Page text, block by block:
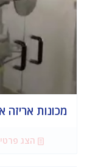
מכונות
הצג